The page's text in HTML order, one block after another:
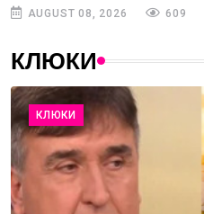
AUGUST 08, 2026 609
КЛЮКИ
КЛЮКИ